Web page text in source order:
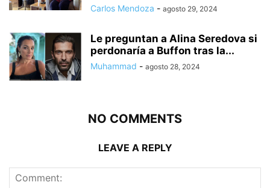
Carlos Mendoza - agosto 29, 2024
Le preguntan a Alina Seredova si
perdonaría a Buffon tras la...
Muhammad - agosto 28, 2024
NO COMMENTS
LEAVE A REPLY